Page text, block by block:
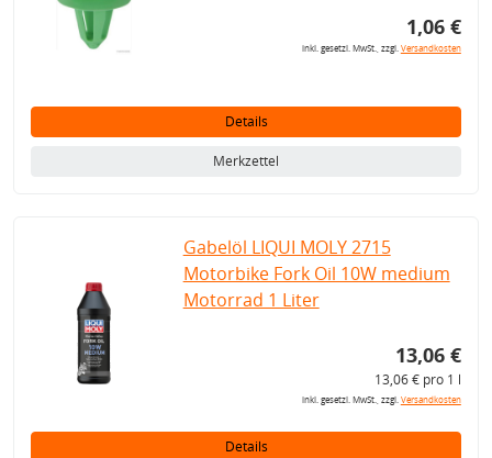
1,06 €
inkl. gesetzl. MwSt., zzgl.Versandkosten
Details
Merkzettel
Gabelöl LIQUI MOLY 2715
Motorbike Fork Oil 10W medium
Motorrad 1 Liter
13,06 €
13,06 € pro 1 l
inkl. gesetzl. MwSt., zzgl.Versandkosten
Details